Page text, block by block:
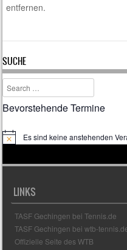
entfernen.
SUCHE
Search
Bevorstehende Termine
H
Es sind keine anstehenden
LINKS
TASF Gechingen bei Tennis.de
TASF Gechingen bei wtb-
Offizielle Seite des WTB